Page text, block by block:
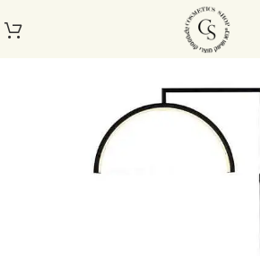
עמוד הבית